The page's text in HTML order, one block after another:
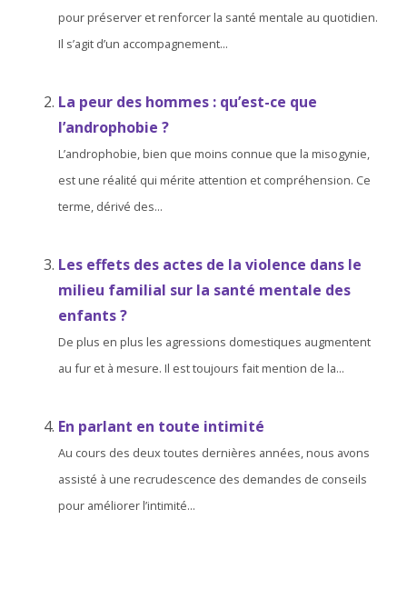
pour préserver et renforcer la santé mentale au quotidien.
Il s’agit d’un accompagnement...
La peur des hommes : qu’est-ce que
l’androphobie ?
L’androphobie, bien que moins connue que la misogynie,
est une réalité qui mérite attention et compréhension. Ce
terme, dérivé des...
Les effets des actes de la violence dans le
milieu familial sur la santé mentale des
enfants ?
De plus en plus les agressions domestiques augmentent
au fur et à mesure. Il est toujours fait mention de la...
En parlant en toute intimité
Au cours des deux toutes dernières années, nous avons
assisté à une recrudescence des demandes de conseils
pour améliorer l’intimité...